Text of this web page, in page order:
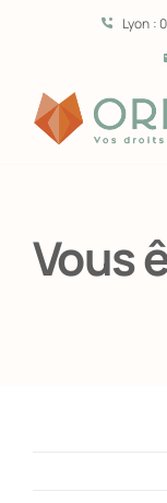
contenu
Lyon :
Vous